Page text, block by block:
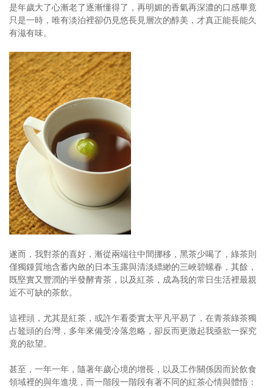
是年歲大了心漸老了逐漸懂得了，再明媚的香氣再深濃的口感畢竟
只是一時，唯有淡泊裡卻仍見悠長見層次的醇美，才真正能長能久
有滋有味。
遂而，我對茶的喜好，漸從兩端往中間挪移，黑茶少喝了，綠茶則
僅獨鍾質地含蓄內斂的日本玉露與清淡縹緲的三峽碧螺春，其餘，
既堅實又豐潤的半發酵青茶，以及紅茶，成為我的常日生活裡最親
近不可缺的茶飲。
這裡頭，尤其是紅茶，或許乍看委實太平凡平易了，在青茶綠茶獨
占鼇頭的台灣，多年來備受冷落忽略，卻反而更激起我亟欲一探究
竟的欲望。
甚至，一年一年，隨著年歲心境的增長，以及工作關係因而於飲食
領域裡的與年進境，而一階段一階段有著不同的紅茶心情與體悟：